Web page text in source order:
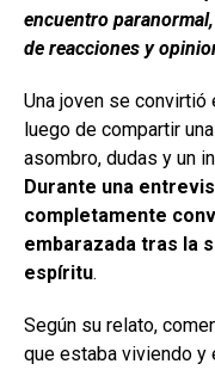
encuentro
de reacciones y
Una joven se
luego de compartir
asombro, dudas y un
Durante una
completamente
embarazada tras la
espíritu.
Según su relato,
que estaba viviendo y